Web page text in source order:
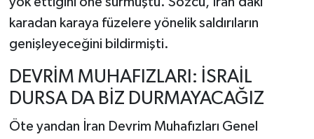
karadan karaya füzelere yönelik saldırıların
genişleyeceğini bildirmişti.
DEVRİM MUHAFIZLARI: İSRAİL
DURSA DA BİZ DURMAYACAĞIZ
Öte yandan İran Devrim Muhafızları Genel